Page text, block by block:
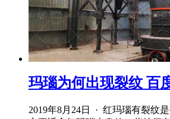
玛瑙为何出现裂纹 百
2019年8月24日 · 红玛瑙有裂纹